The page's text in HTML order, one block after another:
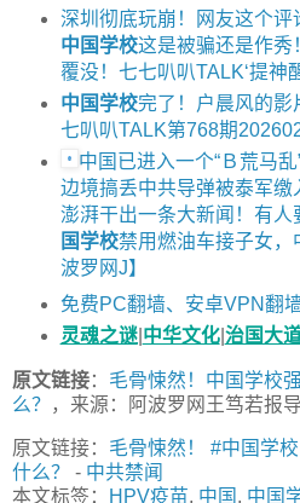
深圳彻底玩崩！网友这个评
中国学校这是被骗还是作秀
覆没！七七叭叭TALK‘提神
中国学校完了！户晨风的影
七叭叭TALK第768期
中国已进入一个“Ｂ荒马乱
边境搞丢中共导弹被泰军缴
澎湃干出一条大新闻！有人
国学校禁用燃油车接子女，
波罗网J】
免费PC翻墙、安卓VPN翻
灵魂之谜| 中华文化| 治国大
原文链接： 毛骨悚然！中国学校
么？ ，来源：阿波罗网王笃若报导
原文链接： 毛骨悚然！ #中国学
什么？
- 中共禁闻
本文标签：
HPV疫苗, 中国 , 中国